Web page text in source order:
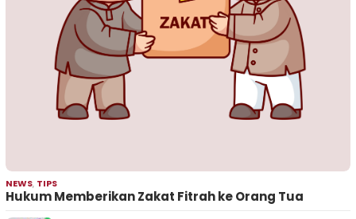
NEWS, TIPS
Hukum Memberikan Zakat Fitrah ke Orang Tua